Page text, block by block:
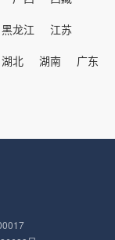
黑龙江
江苏
湖北 湖南
广东